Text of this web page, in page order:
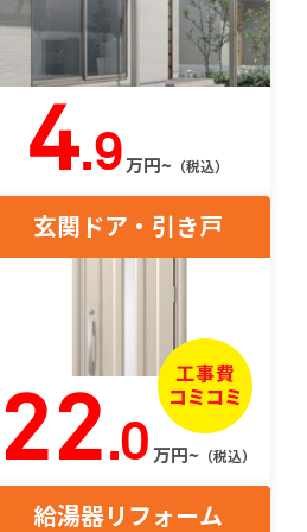
4.9万円~ （税込）
玄関ドア・引き戸
22.0 万円~ （税込）
給湯器リフォーム